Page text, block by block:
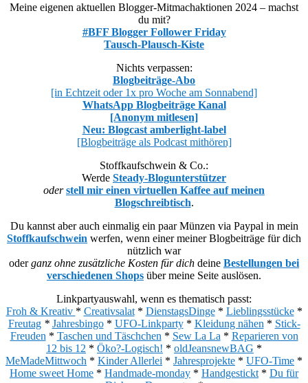
Meine eigenen aktuellen Blogger-Mitmachaktionen 2024 – machst
du mit?
#BFF Blogger Follower Friday
Tausch-Plausch-Kiste
Nichts verpassen:
Blogbeiträge-Abo
[in Echtzeit oder 1x pro Woche am Sonnabend]
WhatsApp Blogbeiträge Kanal
[Anonym mitlesen]
Neu: Blogcast amberlight-label
[Blogbeiträge als Podcast mithören]
Stoffkaufschwein & Co.:
Werde Steady-Blogunterstützer
oder stell mir einen virtuellen Kaffee auf meinen
Blogschreibtisch.
Du kannst aber auch einmalig ein paar Münzen via Paypal in mein
Stoffkaufschwein werfen, wenn einer meiner Blogbeiträge für dich
nützlich war
oderganz ohne zusätzliche Kosten für dich deine Bestellungen bei
verschiedenen Shops über meine Seite auslösen.
Linkpartyauswahl, wenn es thematisch passt:
Froh & Kreativ * Creativsalat* DienstagsDinge* Lieblingsstücke*
Freutag* Jahresbingo* UFO-Linkparty* Kleidung nähen * Stick-
Freuden * Taschen und Täschchen * Sew La La * Reparieren von
12 bis 12 * Öko?-Logisch! * oldJeansnewBAG *
MeMadeMittwoch * Kinder Allerlei * Jahresprojekte * UFO-Time *
Home sweet Home * Handmade-monday * Handgestickt * Du für